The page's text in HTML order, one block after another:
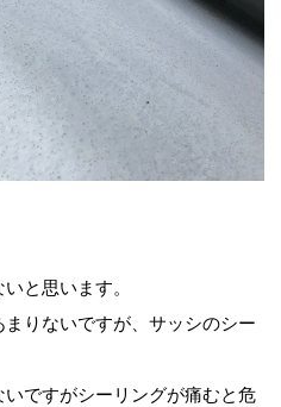
と思います。
りないですが、サッシのシー
ですがシーリングが痛むと危